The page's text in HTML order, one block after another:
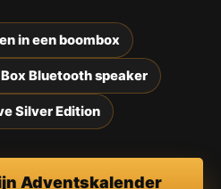
in een boombox
Bluetooth speaker
Silver Edition
Adventskalender